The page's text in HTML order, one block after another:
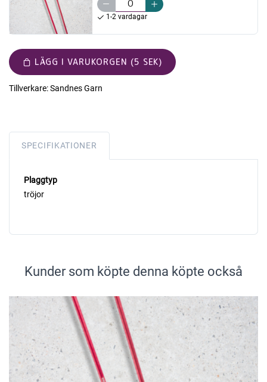
1-2 vardagar
LÄGG I VARUKORGEN (5 SEK)
Tillverkare:Sandnes Garn
SPECIFIKATIONER
Plaggtyp
tröjor
Kunder som köpte denna köpte också